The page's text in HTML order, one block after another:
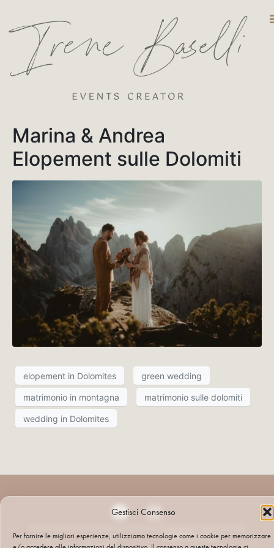
Gestisci Consenso
Per fornire le migliori esperienze, utilizziamo tecnologie come i cookie per memorizzare
Marina & Andrea
Elopement sulle Dolomiti
elopement in Dolomites green wedding
matrimonio in montagna matrimonio sulle dolomiti
wedding in Dolomites
PARTITA IVA: